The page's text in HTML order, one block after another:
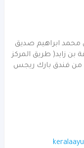
مبنى محمد ابراهيم صديق
بن زايد( طريق المركز
من فندق بارك ريجس